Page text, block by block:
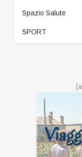
Spazio Salute
SPORT